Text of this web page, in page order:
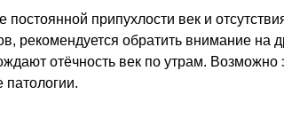
постоянной припухлости век и
рекомендуется обратить внимание на
отёчность век по утрам. Возможно
патологии.